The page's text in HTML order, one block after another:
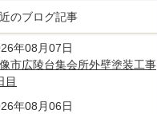
のブログ記事
年08月07日
市広陵台集会所外壁塗装工事
目
年08月06日